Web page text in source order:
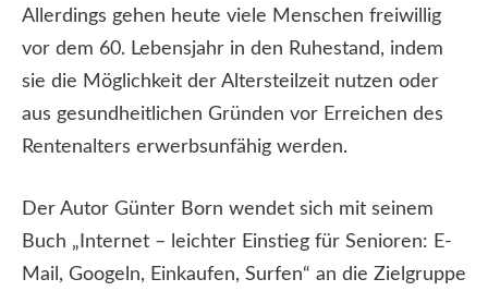
Allerdings gehen heute viele Menschen freiwillig
vor dem 60. Lebensjahr in den Ruhestand, indem
sie die Möglichkeit der Altersteilzeit nutzen oder
aus gesundheitlichen Gründen vor Erreichen des
Rentenalters erwerbsunfähig werden.
Der Autor Günter Born wendet sich mit seinem
Buch „Internet – leichter Einstieg für Senioren: E-
Mail, Googeln, Einkaufen, Surfen“ an die Zielgruppe